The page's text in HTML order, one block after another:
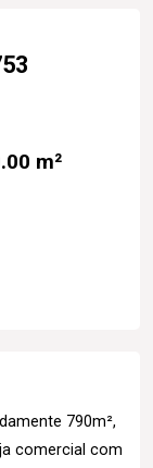
m²
790m²,
comercial com